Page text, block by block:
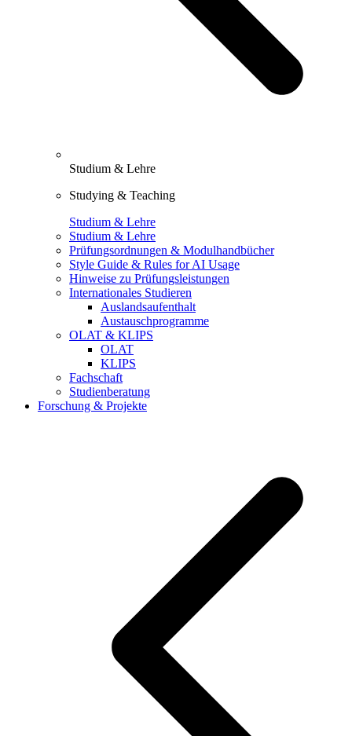
Studium & Lehre
Studying & Teaching
Studium & Lehre
Studium & Lehre
Prüfungsordnungen & Modulhandbücher
Style Guide & Rules for AI Usage
Hinweise zu Prüfungsleistungen
Internationales Studieren
Auslandsaufenthalt
Austauschprogramme
OLAT & KLIPS
OLAT
KLIPS
Fachschaft
Studienberatung
Forschung & Projekte